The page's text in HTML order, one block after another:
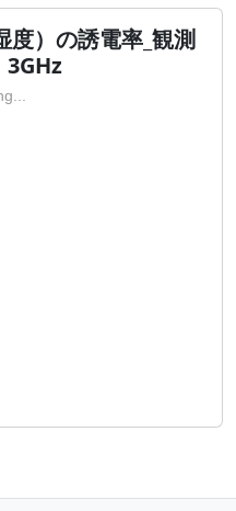
度）の誘電率_観測
3GHz